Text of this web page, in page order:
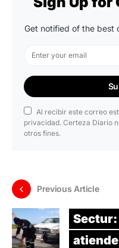
Get notified of the best
Al recibir este correo
privacidad. Certeza Diario
otros fines.
Previous Article
atiende